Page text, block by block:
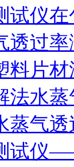
试仪
透过
料片
法水
蒸气
试仪